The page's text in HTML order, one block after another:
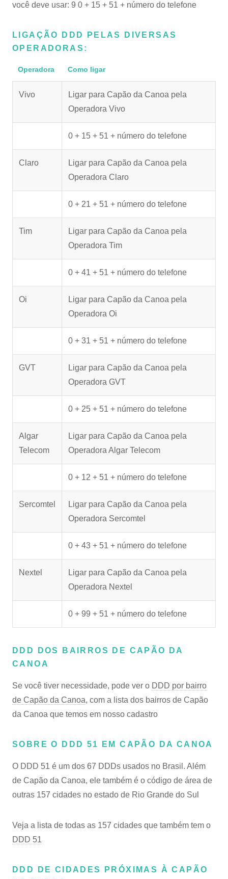
você deve usar: 9 0 + 15 + 51 + número do telefone
LIGAÇÃO DDD PELAS DIVERSAS
OPERADORAS:
Operadora Como ligar
Vivo
Ligar para Capão da Canoa pela
Operadora Vivo
0 + 15 + 51 + número do telefone
Claro
Ligar para Capão da Canoa pela
Operadora Claro
0 + 21 + 51 + número do telefone
Tim
Ligar para Capão da Canoa pela
Operadora Tim
0 + 41 + 51 + número do telefone
Oi
Ligar para Capão da Canoa pela
Operadora Oi
0 + 31 + 51 + número do telefone
GVT
Ligar para Capão da Canoa pela
Operadora GVT
0 + 25 + 51 + número do telefone
Algar
Telecom
Ligar para Capão da Canoa pela
Operadora Algar Telecom
0 + 12 + 51 + número do telefone
Sercomtel
Ligar para Capão da Canoa pela
Operadora Sercomtel
0 + 43 + 51 + número do telefone
Nextel
Ligar para Capão da Canoa pela
Operadora Nextel
0 + 99 + 51 + número do telefone
DDD DOS BAIRROS DE CAPÃO DA
CANOA
Se você tiver necessidade, pode ver o DDD por bairro
de Capão da Canoa, com a lista dos bairros de Capão
da Canoa que temos em nosso cadastro
SOBRE O DDD 51 EM CAPÃO DA CANOA
O DDD 51 é um dos 67 DDDs usados no Brasil. Além
de Capão da Canoa, ele também é o código de área de
outras 157 cidades no estado de Rio Grande do Sul
Veja a lista de todas as 157 cidades que também tem o
DDD 51
DDD DE CIDADES PRÓXIMAS À CAPÃO